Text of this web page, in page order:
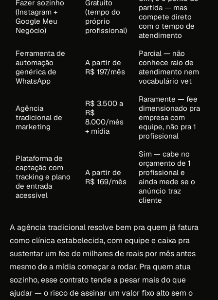
Fazer sozinho
(Instagram +
Google Meu
Negócio)
Gratuito
(tempo do
próprio
profissional)
partida — mas
compete direto
com o tempo de
atendimento
Ferramenta de
automação
genérica de
WhatsApp
A partir de
R$ 197/mês
Parcial — não
conhece raio de
atendimento nem
vocabulário vet
Agência
tradicional de
marketing
R$ 3.500 a
R$
8.000/mês
+ mídia
Raramente — fee
dimensionado pra
empresa com
equipe, não pra 1
profissional
Plataforma de
captação com
tracking e plano
de entrada
acessível
A partir de
R$ 169/mês
Sim — cabe no
orçamento de 1
profissional e
ainda mede se o
anúncio traz
cliente
A agência tradicional resolve bem pra quem já fatura
como clínica estabelecida, com equipe e caixa pra
sustentar um fee de milhares de reais por mês antes
mesmo de a mídia começar a rodar. Pra quem atua
sozinho, esse contrato tende a pesar mais do que
ajudar — o risco de assinar um valor fixo alto sem o